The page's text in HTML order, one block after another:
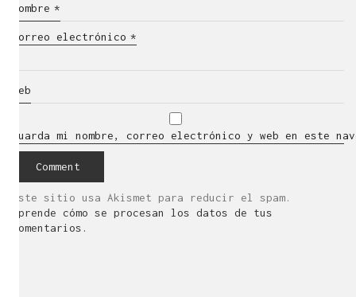
Nombre *
Correo electrónico *
Web
Guarda mi nombre, correo electrónico y web en este
Este sitio usa Akismet para reducir el spam.
Aprende cómo se procesan los datos de tus
comentarios.